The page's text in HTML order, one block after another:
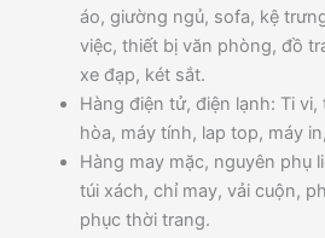
áo, giường ngủ, sofa, kệ
việc, thiết bị văn phòng, đồ
xe đạp, két sắt.
Hàng điện tử, điện lạnh: Ti
hòa, máy tính, lap top, máy
Hàng may mặc, nguyên phụ
túi xách, chỉ may, vải cuộn,
phục thời trang.